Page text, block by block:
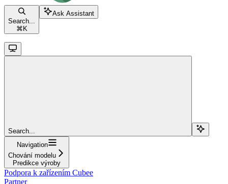
Search...
⌘ K
Ask Assistant
Search...
Navigation
Chování modelu
Predikce výroby
Podpora k zařízením Cubee
Partner